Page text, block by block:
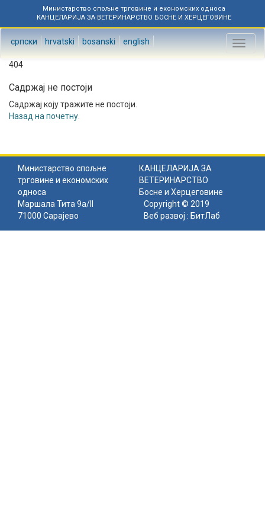
Министарство спољне трговине и економских односа
КАНЦЕЛАРИЈА ЗА ВЕТЕРИНАРСТВО БОСНЕ И ХЕРЦЕГОВИНЕ
српски hrvatski bosanski english
Toggle
404
Садржај не постоји
Садржај коју тражите не постоји.
Назад на почетну
Министарство спољне
трговине и економских
односа
КАНЦЕЛАРИЈА ЗА
ВЕТЕРИНАРСТВО
Босне и Херцеговине
Маршала Тита 9а/II
71000 Сарајево
Copyright © 2019
Веб развој : БитЛаб